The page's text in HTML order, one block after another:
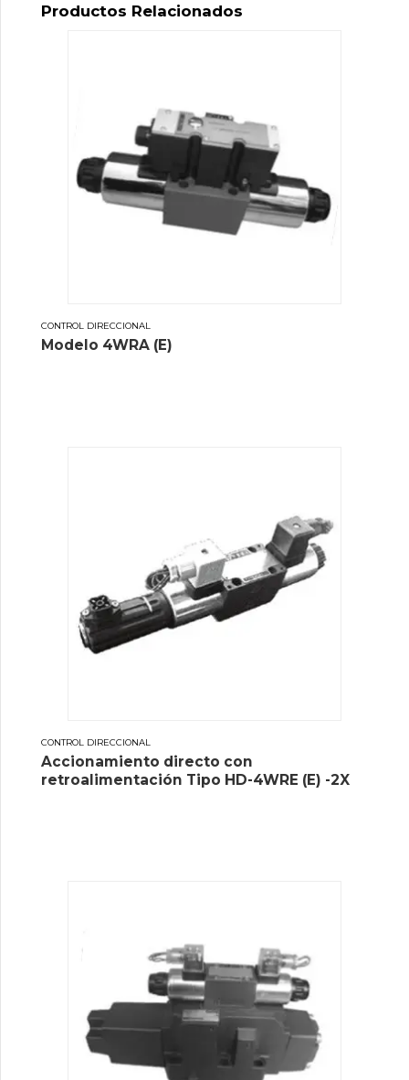
Productos Relacionados
CONTROL DIRECCIONAL
Modelo 4WRA (E)
CONTROL DIRECCIONAL
Accionamiento directo con
retroalimentación Tipo HD-4WRE (E) -2X